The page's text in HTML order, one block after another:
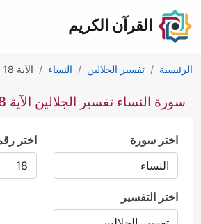
القرآن الكريم
الرئيسية تفسير الجلالين النساء الآية 18
سورة النساء تفسير الجلالين الآية 18
اختر سورة اختر
اختر التفسير